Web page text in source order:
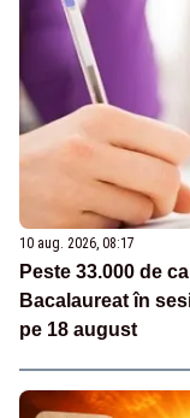
10 aug. 2026, 08:17
Peste 33.000 de
Bacalaureat în
pe 18 august